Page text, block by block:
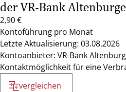
der VR-Bank
2,90 €
Kontoführung pro Monat
Letzte Aktualisierung: 03.08.2026
Kontoanbieter: VR-Bank
Kontaktmöglichkeit für eine
vergleichen